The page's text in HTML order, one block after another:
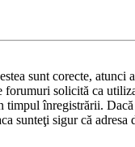
sunt corecte,
solicită ca
înregistrării.
sunteţi sigur că